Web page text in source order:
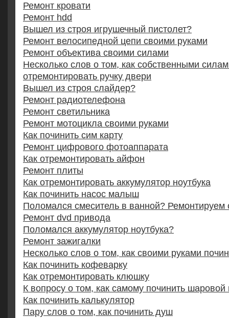
Ремонт кровати
Ремонт hdd
Вышел из строя игрушечный пистолет?
Ремонт велосипедной цепи своими руками
Ремонт объектива своими силами
Несколько слов о том, как собственными
отремонтировать ручку двери
Вышел из строя слайдер?
Ремонт радиотелефона
Ремонт светильника
Ремонт мотоцикла своими руками
Как починить сим карту
Ремонт цифрового фотоаппарата
Как отремонтировать айфон
Ремонт плиты
Как отремонтировать аккумулятор ноутбука
Как починить насос малыш
Поломался смеситель в ванной? Ремонтируем
Ремонт dvd привода
Поломался аккумулятор ноутбука?
Ремонт зажигалки
Несколько слов о том, как своими руками
Как починить кофеварку
Как отремонтировать клюшку
К вопросу о том, как самому починить шаровой
Как починить калькулятор
Пару слов о том, как починить душ